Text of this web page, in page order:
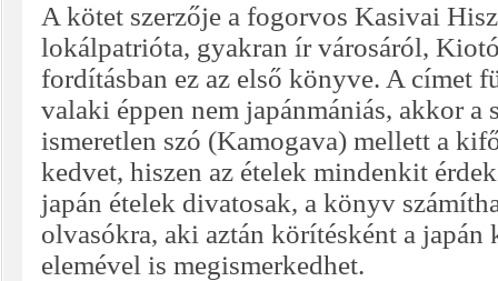
A kötet szerzője a fogorvos Kasivai
lokálpatrióta, gyakran ír városáról,
fordításban ez az első könyve. A címet
valaki éppen nem japánmániás, akkor a
ismeretlen szó (Kamogava) mellett a
kedvet, hiszen az ételek mindenkit
japán ételek divatosak, a könyv
olvasókra, aki aztán körítésként a japán
elemével is megismerkedhet.